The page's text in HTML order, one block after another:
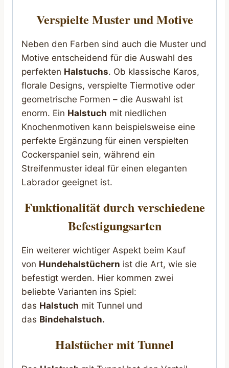
Verspielte Muster und Motive
Neben den Farben sind auch die Muster und
Motive entscheidend für die Auswahl des
perfekten Halstuchs. Ob klassische Karos,
florale Designs, verspielte Tiermotive oder
geometrische Formen – die Auswahl ist
enorm. Ein Halstuch mit niedlichen
Knochenmotiven kann beispielsweise eine
perfekte Ergänzung für einen verspielten
Cockerspaniel sein, während ein
Streifenmuster ideal für einen eleganten
Labrador geeignet ist.
Funktionalität durch verschiedene
Befestigungsarten
Ein weiterer wichtiger Aspekt beim Kauf
von Hundehalstüchern ist die Art, wie sie
befestigt werden. Hier kommen zwei
beliebte Varianten ins Spiel:
das Halstuch mit Tunnel und
das Bindehalstuch.
Halstücher mit Tunnel